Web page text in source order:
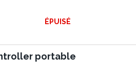
ÉPUISÉ
portable